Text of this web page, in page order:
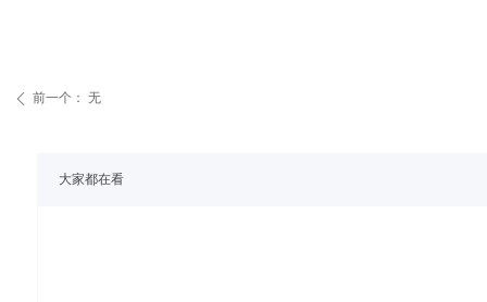
大家都在看
ꄴ 前一个： 无